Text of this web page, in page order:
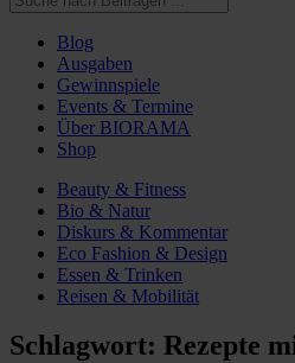
Blog
Ausgaben
Gewinnspiele
Events & Termine
Über BIORAMA
Shop
Beauty & Fitness
Bio & Natur
Diskurs & Kommentar
Eco Fashion & Design
Essen & Trinken
Reisen & Mobilität
Schlagwort: Rezepte